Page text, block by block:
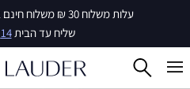
שליח עד הבית14 ימי עסקים*